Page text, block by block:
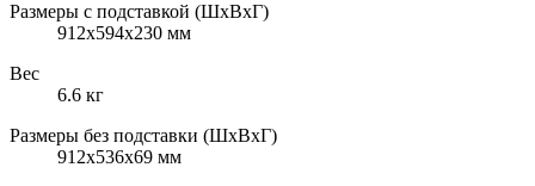
Размеры с подставкой (ШxВxГ)
912x594x230 мм
Вес
6.6 кг
Размеры без подставки (ШxВxГ)
912x536x69 мм